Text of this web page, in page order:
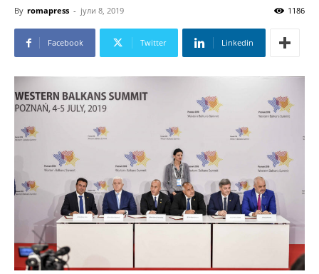
By romapress - јули 8, 2019 1186
Facebook Twitter Linkedin